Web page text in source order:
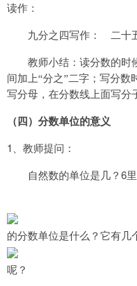
读作：
九分之四写作： 二十
教师小结：读分数的时
间加上“分之”二字；写分数
写分母，在分数线上面写分
（四）分数单位的意义
1 、教师提问：
自然数的单位是几？ 6
的分数单位是什么？它有几
呢？